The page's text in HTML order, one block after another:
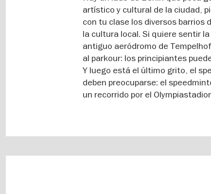
artístico y cultural de la ciudad,
con tu clase los diversos barrios
la cultura local. Si quiere sentir
antiguo aeródromo de
al parkour: los principiantes
Y luego está el último grito, el
deben preocuparse: el
un recorrido por el